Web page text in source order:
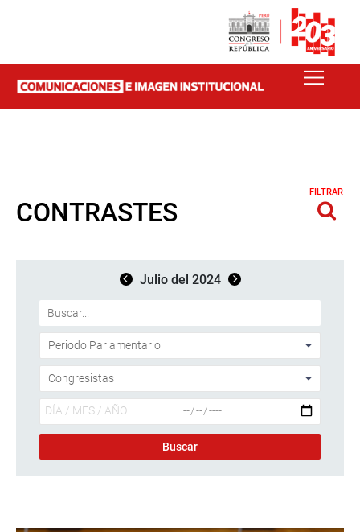
CONTRASTES
FILTRAR
Julio del 2024